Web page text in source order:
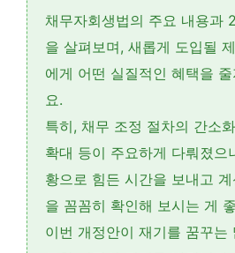
채무자회생법의 주요 내용과
을 살펴보며, 새롭게 도입될
에게 어떤 실질적인 혜택을
요.
특히, 채무 조정 절차의 간소
확대 등이 주요하게 다뤄졌으
황으로 힘든 시간을 보내고
을 꼼꼼히 확인해 보시는 게
이번 개정안이 재기를 꿈꾸는